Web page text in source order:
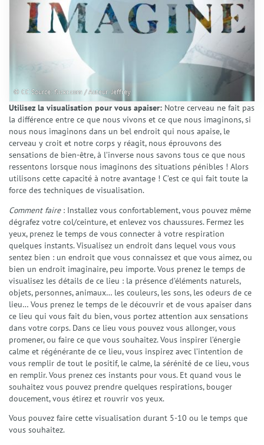
© CC Source: flickr.com / Auteur: Jeffrey
Utilisez la visualisation pour vous apaiser: Notre cerveau ne fait pas
la différence entre ce que nous vivons et ce que nous imaginons, si
nous nous imaginons dans un bel endroit qui nous apaise, le
cerveau y croit et notre corps y réagit, nous éprouvons des
sensations de bien-être, à l’inverse nous savons tous ce que nous
ressentons lorsque nous imaginons des situations pénibles ! Alors
utilisons cette capacité à notre avantage ! C’est ce qui fait toute la
force des techniques de visualisation.
Comment faire : Installez vous confortablement, vous pouvez même
dégrafez votre col/ceinture, et enlevez vos chaussures. Fermez les
yeux, prenez le temps de vous connecter à votre respiration
quelques instants. Visualisez un endroit dans lequel vous vous
sentez bien : un endroit que vous connaissez et que vous aimez, ou
bien un endroit imaginaire, peu importe. Vous prenez le temps de
visualisez les détails de ce lieu : la présence d’éléments naturels,
objets, personnes, animaux… les couleurs, les sons, les odeurs de ce
lieu… Vous prenez le temps de le découvrir et de vous apaiser dans
ce lieu qui vous fait du bien, vous portez attention aux sensations
dans votre corps. Dans ce lieu vous pouvez vous allonger, vous
promener, ou faire ce que vous souhaitez. Vous inspirer l’énergie
calme et régénérante de ce lieu, vous inspirez avec l’intention de
vous remplir de tout le positif, le calme, la sérénité de ce lieu, vous
en remplir. Vous prenez ces instants pour vous. Et quand vous le
souhaitez vous pouvez prendre quelques respirations, bouger
doucement, vous étirez et rouvrir vos yeux.
Vous pouvez faire cette visualisation durant 5-10 ou le temps que
vous souhaitez.